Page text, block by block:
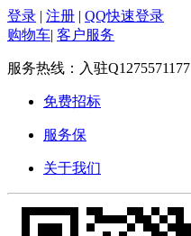
登录 | 注册 | QQ快速登录
购物车| 客户服务
服务热线： 入驻Q1275571177
免费招标
服务保
关于我们